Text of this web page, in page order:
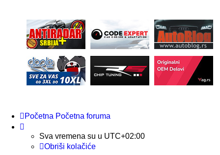
Početna Početna foruma
Sva vremena su u UTC+02:00
Obriši kolačiće